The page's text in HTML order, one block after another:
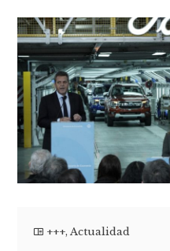
+++,Actualidad